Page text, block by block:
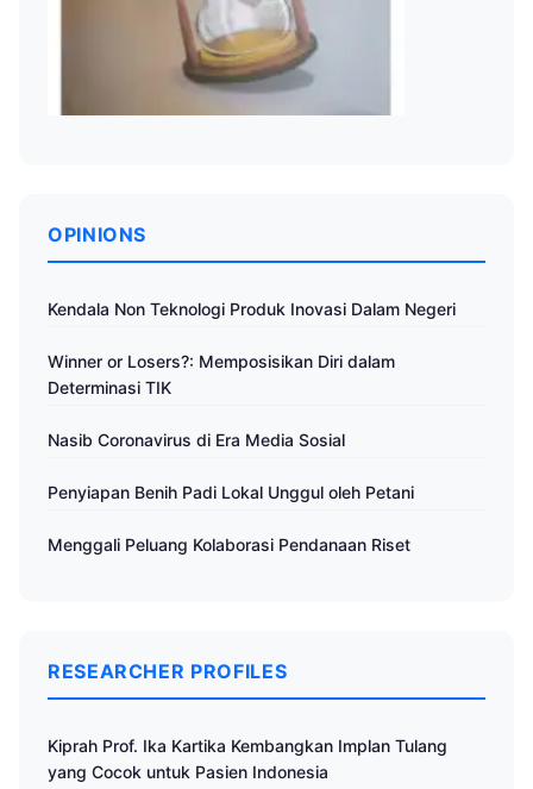
OPINIONS
Kendala Non Teknologi Produk Inovasi Dalam Negeri
Winner or Losers?: Memposisikan Diri dalam
Determinasi TIK
Nasib Coronavirus di Era Media Sosial
Penyiapan Benih Padi Lokal Unggul oleh Petani
Menggali Peluang Kolaborasi Pendanaan Riset
RESEARCHER PROFILES
Kiprah Prof. Ika Kartika Kembangkan Implan Tulang
yang Cocok untuk Pasien Indonesia